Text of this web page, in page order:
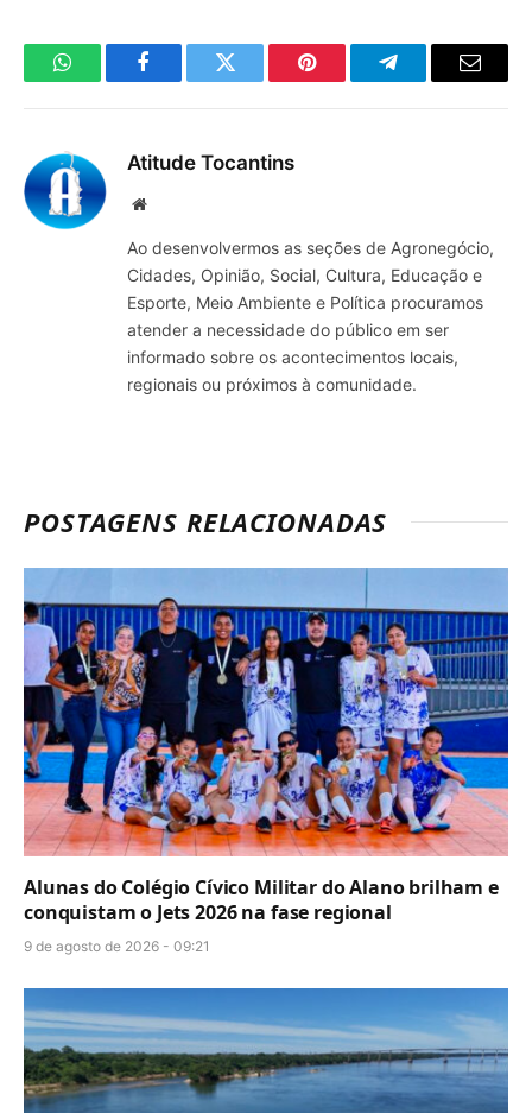
WhatsAppFacebookTwitter Pinterest TelegramaE-
Atitude Tocantins
Site
Ao desenvolvermos as seções de Agronegócio,
Cidades, Opinião, Social, Cultura, Educação e
Esporte, Meio Ambiente e Política procuramos
atender a necessidade do público em ser
informado sobre os acontecimentos locais,
regionais ou próximos à comunidade.
POSTAGENS RELACIONADAS
Alunas do Colégio Cívico Militar do Alano brilham e
conquistam o Jets 2026 na fase regional
9 de agosto de 2026 - 09:21